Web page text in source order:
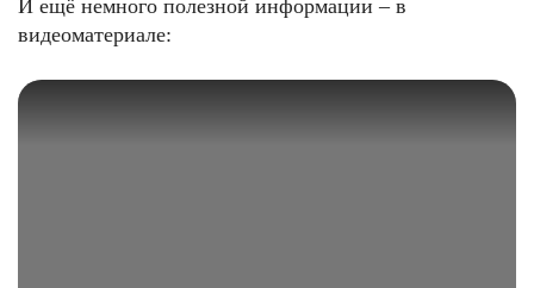
И ещё немного полезной информации – в
видеоматериале: